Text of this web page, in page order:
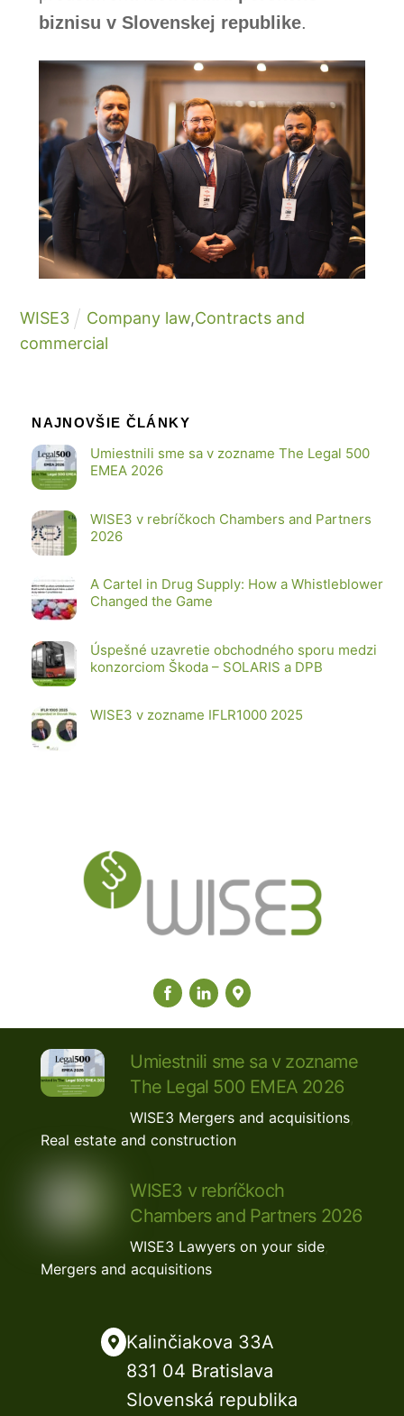
biznisu v Slovenskej republike.
WISE3 Company law,Contracts and
commercial
NAJNOVŠIE ČLÁNKY
Umiestnili sme sa v zozname The Legal 500
EMEA 2026
WISE3 v rebríčkoch Chambers and Partners
2026
A Cartel in Drug Supply: How a Whistleblower
Changed the Game
Úspešné uzavretie obchodného sporu medzi
konzorciom Škoda – SOLARIS a DPB
WISE3 v zozname IFLR1000 2025
Umiestnili sme sa v zozname
The Legal 500 EMEA 2026
WISE3 Mergers and acquisitions
Real estate and construction
WISE3 v rebríčkoch
Chambers and Partners 2026
WISE3 Lawyers on your side,
Mergers and acquisitions
Kalinčiakova 33A
831 04 Bratislava
Slovenská republika